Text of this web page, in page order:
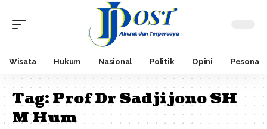
Wisata Hukum Nasional Politik Opini Pesona
Tag:Prof Dr Sadjijono SH
M Hum